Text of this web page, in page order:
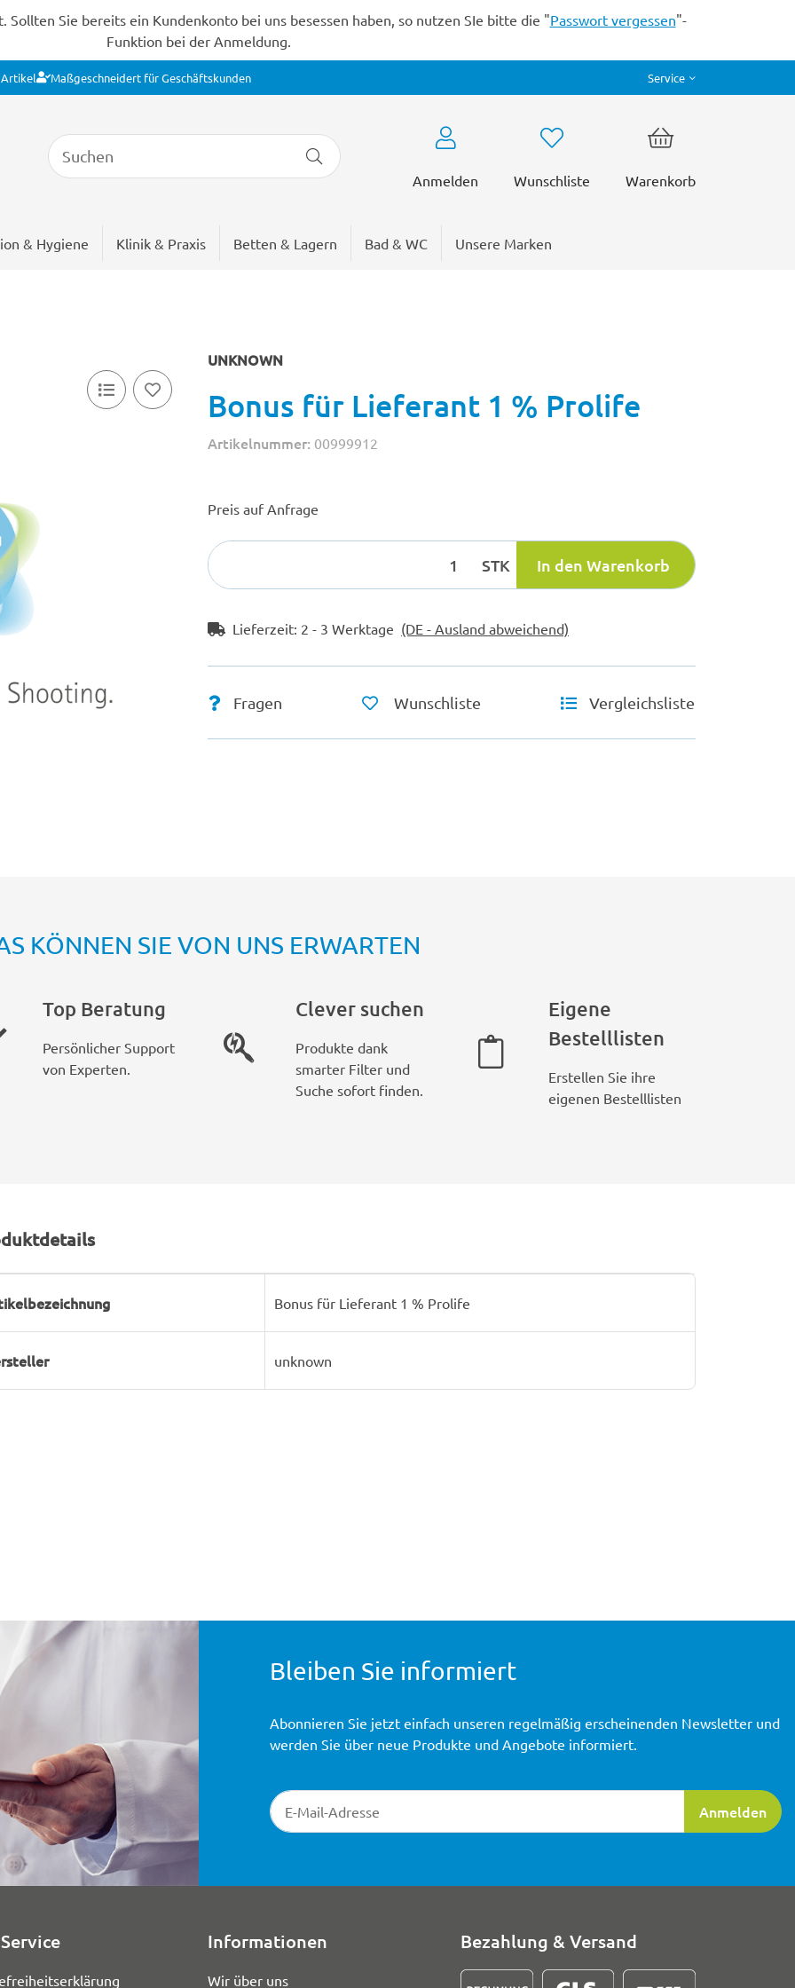
Sie bereits ein Kundenkonto bei uns besessen haben, so nutzen SIe bitte die "Passwort vergessen"-
Funktion bei der Anmeldung.
Artikel Maßgeschneidert für Geschäftskunden Service
Anmelden Wunschliste Warenkorb
& Hygiene Klinik & Praxis Betten & Lagern Bad & WC Unsere Marken
UNKNOWN
Bonus für Lieferant 1 % Prolife
Artikelnummer: 00999912
Preis auf Anfrage
STK In den Warenkorb
Lieferzeit: 2 - 3 Werktage (DE - Ausland abweichend)
Fragen Wunschliste Vergleichsliste
KÖNNEN SIE VON UNS ERWARTEN
Top Beratung
Persönlicher Support
von Experten.
Clever suchen
Produkte dank
smarter Filter und
Suche sofort finden.
Eigene
Bestelllisten
Erstellen Sie ihre
eigenen Bestelllisten
Bonus für Lieferant 1 % Prolife
unknown
Bleiben Sie informiert
Newsletter-Registrierung
Anmelden
Abonnieren Sie jetzt einfach unseren regelmäßig erscheinenden Newsletter und
werden Sie über neue Produkte und Angebote informiert.
Informationen
Wir über uns
Bezahlung & Versand